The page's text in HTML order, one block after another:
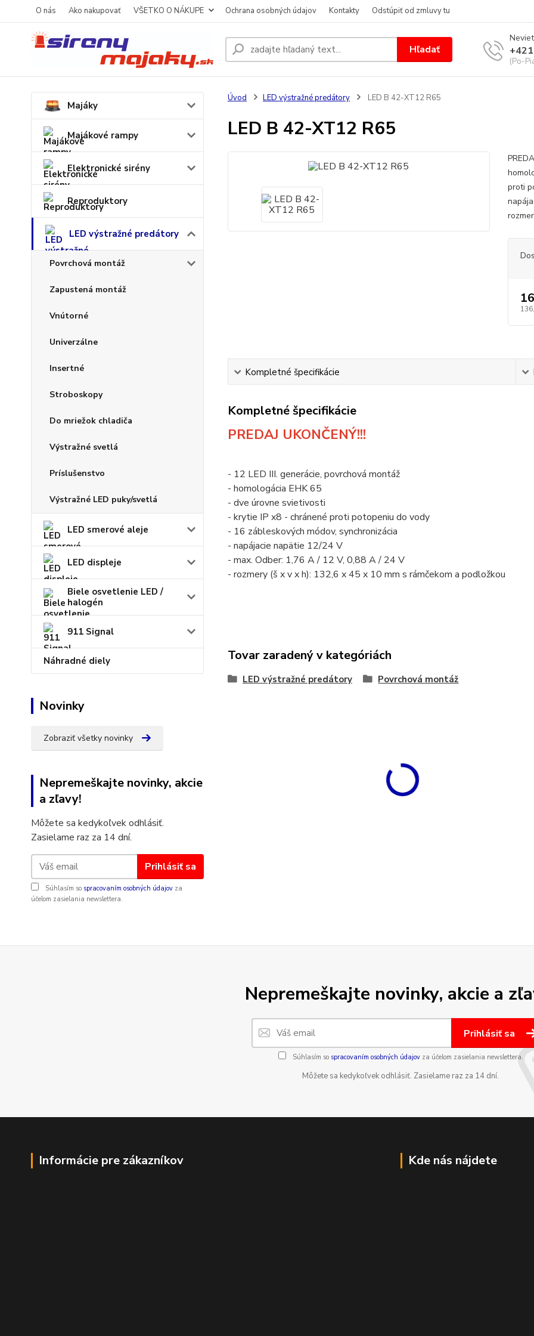
O nás Ako nakupovať VŠETKO O NÁKUPE Ochrana osobných údajov Kontakty Odstúpiť od zmluvy tu
Hľadať
(Po-
Majáky
Majákové rampy
Elektronické sirény
Reproduktory
LED výstražné predátory
Povrchová montáž
Zapustená montáž
Vnútorné
Univerzálne
Insertné
Stroboskopy
Do mriežok chladiča
Výstražné svetlá
Príslušenstvo
Výstražné LED puky/svetlá
LED smerové aleje
LED displeje
Biele osvetlenie LED /
halogén
911 Signal
Náhradné diely
Novinky
Zobraziť všetky novinky
Nepremeškajte novinky, akcie
a zľavy!
Môžete sa kedykoľvek odhlásiť.
Zasielame raz za 14 dní.
Prihlásiť sa
Súhlasím so spracovaním osobných údajov za
účelom zasielania newslettera.
Úvod LED výstražné predátory LED B 42-XT12 R65
LED B 42-XT12 R65
proti
Kompletné špecifikácie
Kompletné špecifikácie
PREDAJ UKONČENÝ!!!
- 12 LED III. generácie, povrchová montáž
- homologácia EHK 65
- dve úrovne svietivosti
- krytie IP x8 - chránené proti potopeniu do vody
- 16 zábleskových módov, synchronizácia
- napájacie napätie 12/24 V
- max. Odber: 1,76 A / 12 V, 0,88 A / 24 V
- rozmery (š x v x h): 132,6 x 45 x 10 mm s rámčekom a podložkou
Tovar zaradený v kategóriách
LED výstražné predátory Povrchová montáž
Nepremeškajte novinky, akcie a
Prihlásiť sa
Súhlasím so spracovaním osobných údajovza účelom zasielania newslettera.
Môžete sa kedykoľvek odhlásiť. Zasielame raz za 14 dní.
Informácie pre zákazníkov Kde nás nájdete